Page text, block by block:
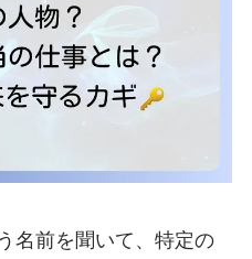
名前を聞いて、特定の